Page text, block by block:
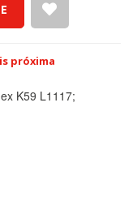
próxima
K59 L1117;